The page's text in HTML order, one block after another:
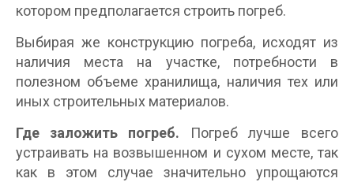
котором предполагается строить погреб.
Выбирая же конструкцию погреба, исходят из
наличия места на участке, потребности в
полезном объеме хранилища, наличия тех или
иных строительных материалов.
Где заложить погреб. Погреб лучше всего
устраивать на возвышенном и сухом месте, так
как в этом случае значительно упрощаются